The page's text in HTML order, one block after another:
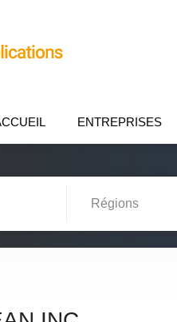
ENTREPRISES